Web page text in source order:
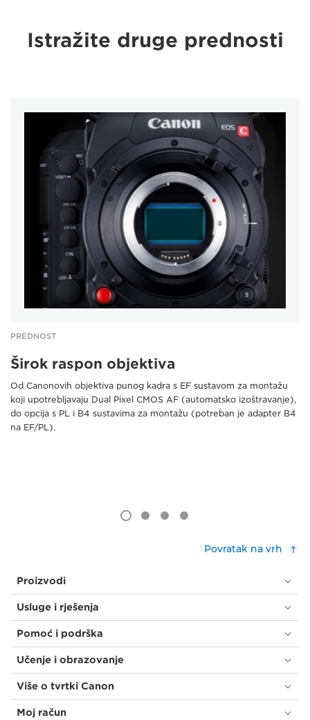
Istražite druge prednosti
PREDNOST
Širok raspon objektiva
Od Canonovih objektiva punog kadra s EF sustavom za montažu
koji upotrebljavaju Dual Pixel CMOS AF (automatsko izoštravanje),
do opcija s PL i B4 sustavima za montažu (potreban je adapter B4
na EF/PL).
Povratak na vrh
Proizvodi
Usluge i rješenja
Pomoć i podrška
Učenje i obrazovanje
Više o tvrtki Canon
Moj račun